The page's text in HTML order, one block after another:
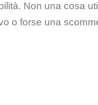
Non una cosa
o forse una